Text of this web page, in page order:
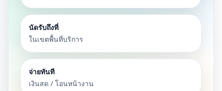
นัดรับถึงที่
ในเขตพื้นที่บริการ
จ่ายทันที
เงินสด / โอนหน้างาน